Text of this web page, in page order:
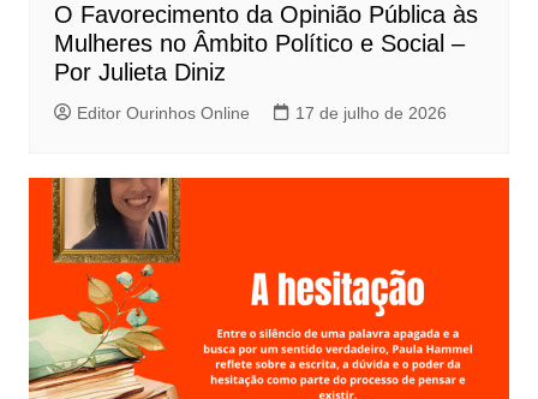
O Favorecimento da Opinião Pública às
Mulheres no Âmbito Político e Social –
Por Julieta Diniz
Editor Ourinhos Online 17 de julho de 2026